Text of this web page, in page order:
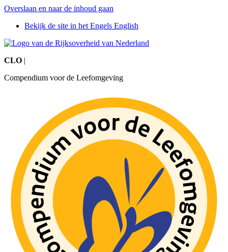
Overslaan en naar de inhoud gaan
Bekijk de site in het Engels English
CLO |
Compendium voor de Leefomgeving